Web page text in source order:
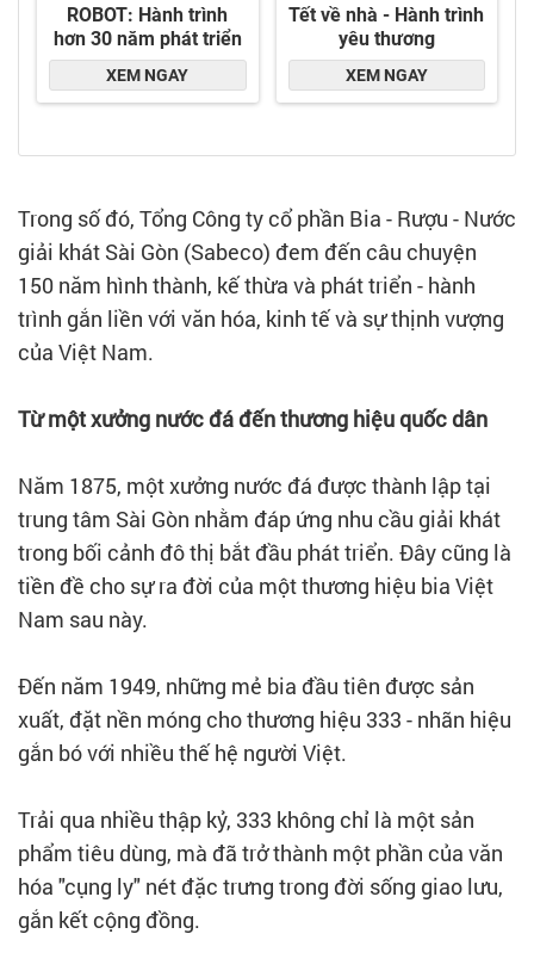
Trong số đó, Tổng Công ty cổ phần Bia - Rượu - Nước
giải khát Sài Gòn (Sabeco) đem đến câu chuyện
150 năm hình thành, kế thừa và phát triển - hành
trình gắn liền với văn hóa, kinh tế và sự thịnh vượng
của Việt Nam.
Từ một xưởng nước đá đến thương hiệu quốc dân
Năm 1875, một xưởng nước đá được thành lập tại
trung tâm Sài Gòn nhằm đáp ứng nhu cầu giải khát
trong bối cảnh đô thị bắt đầu phát triển. Đây cũng là
tiền đề cho sự ra đời của một thương hiệu bia Việt
Nam sau này.
Đến năm 1949, những mẻ bia đầu tiên được sản
xuất, đặt nền móng cho thương hiệu 333 - nhãn hiệu
gắn bó với nhiều thế hệ người Việt.
Trải qua nhiều thập kỷ, 333 không chỉ là một sản
phẩm tiêu dùng, mà đã trở thành một phần của văn
hóa "cụng ly" nét đặc trưng trong đời sống giao lưu,
gắn kết cộng đồng.